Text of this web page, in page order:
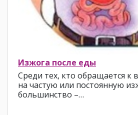
Изжога после еды
Среди тех, кто обращается к
на частую или постоянную
большинство –…